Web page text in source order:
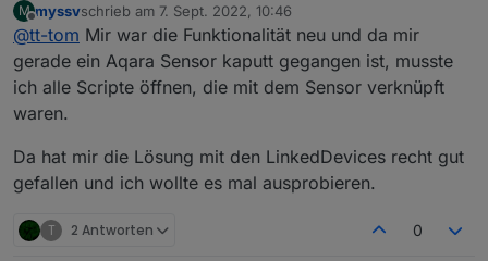
Was kann ich tun? Alles im Stable Release.
mit dem neuen Admin Adapter ist auch die alte
Oberfläche gestorben. RiP ;)
du kannst nur an den Entwickler schreiben, das er den
Adapter anpasst.
alternativ gibt es auch den Devicemanager oder Alias-
M
Offline
myssvschrieb am 7. Sept. 2022, 10:46
zuletzt editiert von
@tt-tom Mir war die Funktionalität neu und da mir
gerade ein Aqara Sensor kaputt gegangen ist, musste
ich alle Scripte öffnen, die mit dem Sensor verknüpft
waren.
Da hat mir die Lösung mit den LinkedDevices recht gut
gefallen und ich wollte es mal ausprobieren.
T 2 Antworten 0